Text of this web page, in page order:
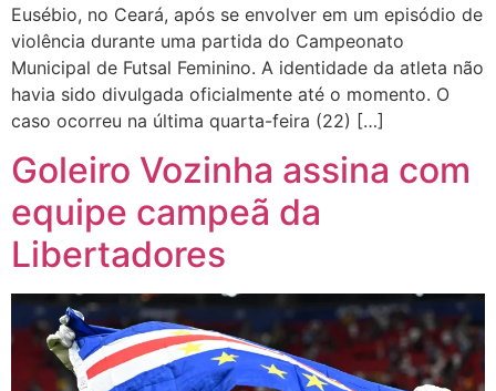
Eusébio, no Ceará, após se envolver em um episódio de
violência durante uma partida do Campeonato
Municipal de Futsal Feminino. A identidade da atleta não
havia sido divulgada oficialmente até o momento. O
caso ocorreu na última quarta-feira (22) […]
Goleiro Vozinha assina com
equipe campeã da
Libertadores